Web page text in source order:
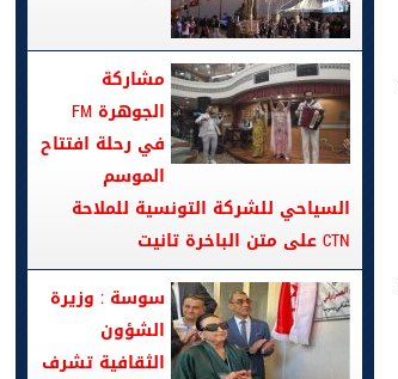
مشاركة
الجوهرة FM
في رحلة افتتاح
الموسم
السياحي للشركة التونسية للملاحة
CTN على متن الباخرة تانيت
سوسة : وزيرة
الشؤون
الثقافية تشرف